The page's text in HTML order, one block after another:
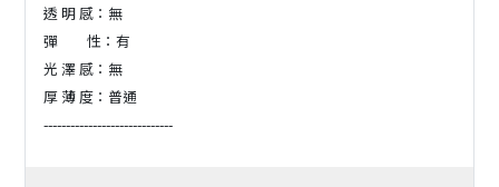
透 明 感：無
彈 性：有
光 澤 感：無
厚 薄 度：普通
-----------------------------